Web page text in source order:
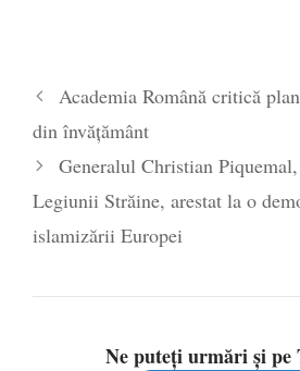
Academia Română critică
din învăţământ
Generalul Christian
Legiunii Străine, arestat la o
islamizării Europei
Ne puteți urmări și pe